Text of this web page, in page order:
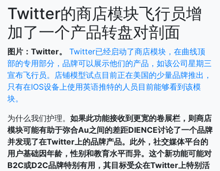
Twitter的商店模块飞行员增
加了一个产品转盘对剖面
图片：Twitter。
Twitter已经启动了商店模块，在曲线顶
部的专用部分，品牌可以展示他们的产品，如该公司星期三
宣布飞行员。店铺模型试点目前正在美国的少量品牌推出，
只有在IOS设备上使用英语推特的人员目前能够看到该模
块。
为什么我们护理。 如果此功能接收到更宽的卷展栏，则商店
模块可能有助于弥合Au之间的差距DIENCE讨论了一个品牌
并发现了在Twitter上的品牌产品。此外，社交媒体平台的
用户基础因年龄，性别和教育水平而异。这个新功能可能对
B2C或D2C品牌特别有用，其目标受众在Twitter上特别活